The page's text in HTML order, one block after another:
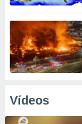
Vídeos